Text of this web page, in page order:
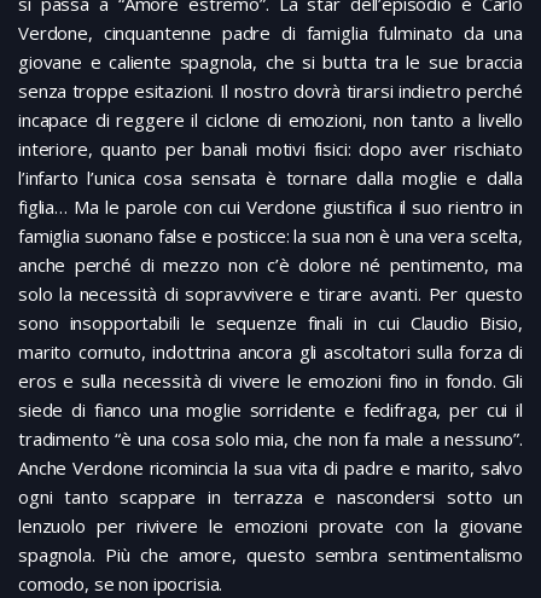
Verdone, cinquantenne padre di famiglia fulminato da una
giovane e caliente spagnola, che si butta tra le sue braccia
senza troppe esitazioni. Il nostro dovrà tirarsi indietro perché
incapace di reggere il ciclone di emozioni, non tanto a livello
interiore, quanto per banali motivi fisici: dopo aver rischiato
l’infarto l’unica cosa sensata è tornare dalla moglie e dalla
figlia… Ma le parole con cui Verdone giustifica il suo rientro in
famiglia suonano false e posticce: la sua non è una vera scelta,
anche perché di mezzo non c’è dolore né pentimento, ma
solo la necessità di sopravvivere e tirare avanti. Per questo
sono insopportabili le sequenze finali in cui Claudio Bisio,
marito cornuto, indottrina ancora gli ascoltatori sulla forza di
eros e sulla necessità di vivere le emozioni fino in fondo. Gli
siede di fianco una moglie sorridente e fedifraga, per cui il
tradimento “è una cosa solo mia, che non fa male a nessuno”.
Anche Verdone ricomincia la sua vita di padre e marito, salvo
ogni tanto scappare in terrazza e nascondersi sotto un
lenzuolo per rivivere le emozioni provate con la giovane
spagnola. Più che amore, questo sembra sentimentalismo
comodo, se non ipocrisia.